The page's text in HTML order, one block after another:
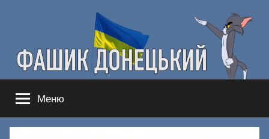
Фашик
Донецкий
гнобят
русню
Меню